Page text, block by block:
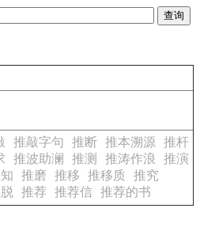
推敲字句 推断 推本溯源
推杆
推波助澜 推测 推涛作浪
推演
推磨 推移 推移质
推究
推荐 推荐信 推荐的书